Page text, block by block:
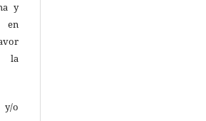
y
en
la
y/o